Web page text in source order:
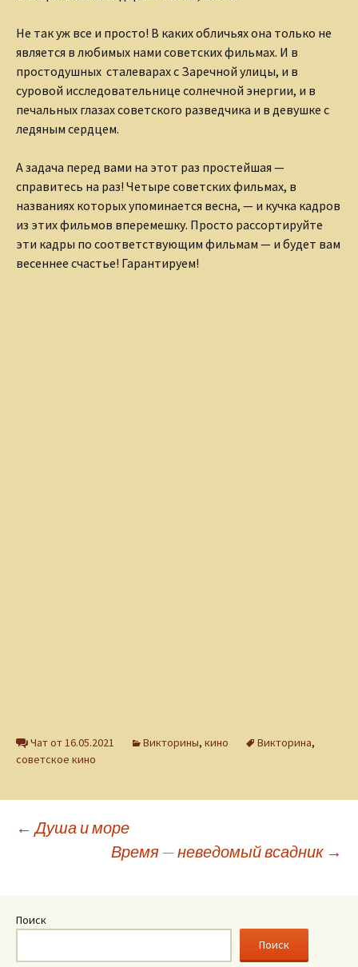
Не так уж все и просто! В каких обличьях она только не
является в любимых нами советских фильмах. И в
простодушных сталеварах с Заречной улицы, и в
суровой исследовательнице солнечной энергии, и в
печальных глазах советского разведчика и в девушке с
ледяным сердцем.
А задача перед вами на этот раз простейшая —
справитесь на раз! Четыре советских фильмах, в
названиях которых упоминается весна, — и кучка кадров
из этих фильмов вперемешку. Просто рассортируйте
эти кадры по соответствующим фильмам — и будет вам
весеннее счастье! Гарантируем!
Чат от 16.05.2021 Викторины, кино Викторина,
советское кино
Навигация
записям
← Душа и море
Время — неведомый всадник →
Поиск
Поиск